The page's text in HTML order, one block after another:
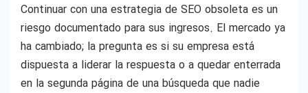
Continuar con una estrategia de SEO obsoleta es un
riesgo documentado para sus ingresos. El mercado ya
ha cambiado; la pregunta es si su empresa está
dispuesta a liderar la respuesta o a quedar enterrada
en la segunda página de una búsqueda que nadie